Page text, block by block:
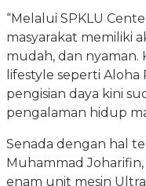
“Melalui SPKLU
masyarakat memiliki
mudah, dan nyaman.
lifestyle seperti
pengisian daya kini
pengalaman hidup
Senada dengan hal
Muhammad
enam unit mesin